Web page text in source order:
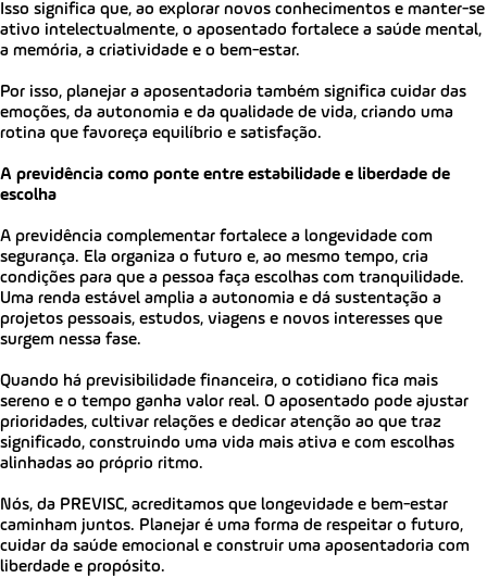
Isso significa que, ao explorar novos conhecimentos e manter-se
ativo intelectualmente, o aposentado fortalece a saúde mental,
a memória, a criatividade e o bem-estar.
Por isso, planejar a aposentadoria também significa cuidar das
emoções, da autonomia e da qualidade de vida, criando uma
rotina que favoreça equilíbrio e satisfação.
A previdência como ponte entre estabilidade e liberdade de
escolha
A previdência complementar fortalece a longevidade com
segurança. Ela organiza o futuro e, ao mesmo tempo, cria
condições para que a pessoa faça escolhas com tranquilidade.
Uma renda estável amplia a autonomia e dá sustentação a
projetos pessoais, estudos, viagens e novos interesses que
surgem nessa fase.
Quando há previsibilidade financeira, o cotidiano fica mais
sereno e o tempo ganha valor real. O aposentado pode ajustar
prioridades, cultivar relações e dedicar atenção ao que traz
significado, construindo uma vida mais ativa e com escolhas
alinhadas ao próprio ritmo.
Nós, da PREVISC, acreditamos que longevidade e bem-estar
caminham juntos. Planejar é uma forma de respeitar o futuro,
cuidar da saúde emocional e construir uma aposentadoria com
liberdade e propósito.